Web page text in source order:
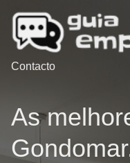
Contacto
As